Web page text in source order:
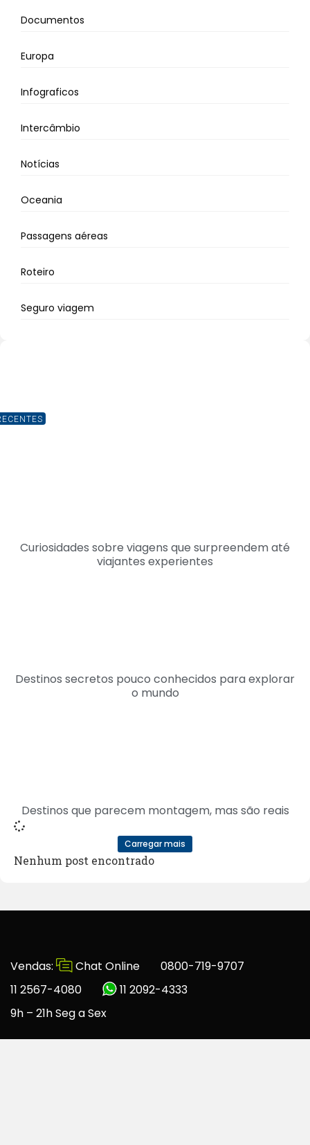
Documentos
Europa
Infograficos
Intercâmbio
Notícias
Oceania
Passagens aéreas
Roteiro
Seguro viagem
Curiosidades sobre viagens que surpreendem até
viajantes experientes
Destinos secretos pouco conhecidos para explorar
o mundo
Destinos que parecem montagem, mas são reais
Carregar mais
Nenhum post encontrado
Vendas: Chat Online
0800-719-9707
11 2567-4080
11 2092-4333
9h – 21h Seg a Sex